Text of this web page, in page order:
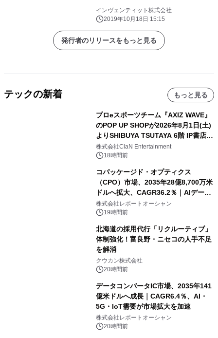
インヴェンティット株式会社
2019年10月18日 15:15
発行者のリリースをもっと見る
テックの新着 もっと見る
プロeスポーツチーム『AXIZ WAVE』
のPOP UP SHOPが2026年8月1日(土)
よりSHIBUYA TSUTAYA 6階 IP書店で
開催決定！！
株式会社ClaN Entertainment
18時間前
コパッケージド・オプティクス
（CPO）市場、2035年28億8,700万米
ドルへ拡大、CAGR36.2％｜AIデータ
センター・高速光通信需要が成長を加
速
株式会社レポートオーシャン
19時間前
北海道の採用代行「リクルーティブ」
体制強化！富良野・ニセコの人手不足
を解消
クウカン株式会社
20時間前
データコンバータIC市場、2035年141
億米ドルへ成長｜CAGR6.4％、AI・
5G・IoT需要が市場拡大を加速
株式会社レポートオーシャン
20時間前